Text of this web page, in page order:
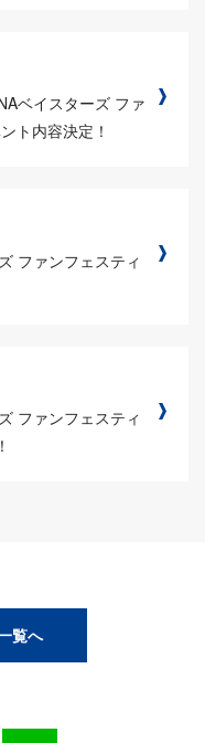
ベイスターズ ファ
ト内容決定！
ファンフェスティ
ファンフェスティ
覧へ